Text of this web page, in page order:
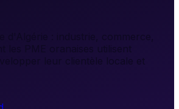
leur clientèle locale et